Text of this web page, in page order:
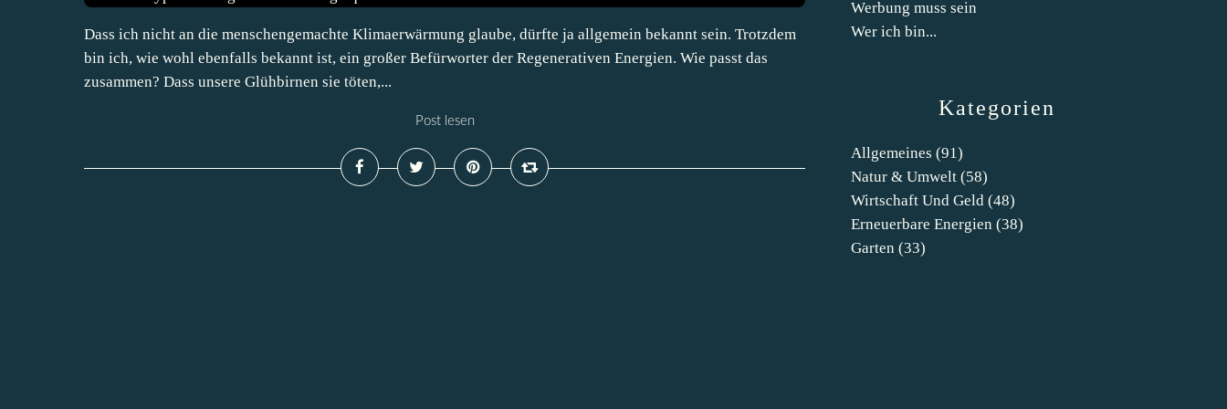
Dass ich nicht an die menschengemachte Klimaerwärmung glaube, dürfte ja allgemein bekannt sein. Trotzdem
bin ich, wie wohl ebenfalls bekannt ist, ein großer Befürworter der Regenerativen Energien. Wie passt das
zusammen? Dass unsere Glühbirnen sie töten,...
Post lesen
Kategorien
Allgemeines (91)
Natur & Umwelt (58)
Wirtschaft Und Geld (48)
Erneuerbare Energien (38)
Garten (33)
Werbung muss sein
Wer ich bin...